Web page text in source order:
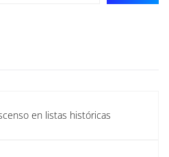
en listas históricas